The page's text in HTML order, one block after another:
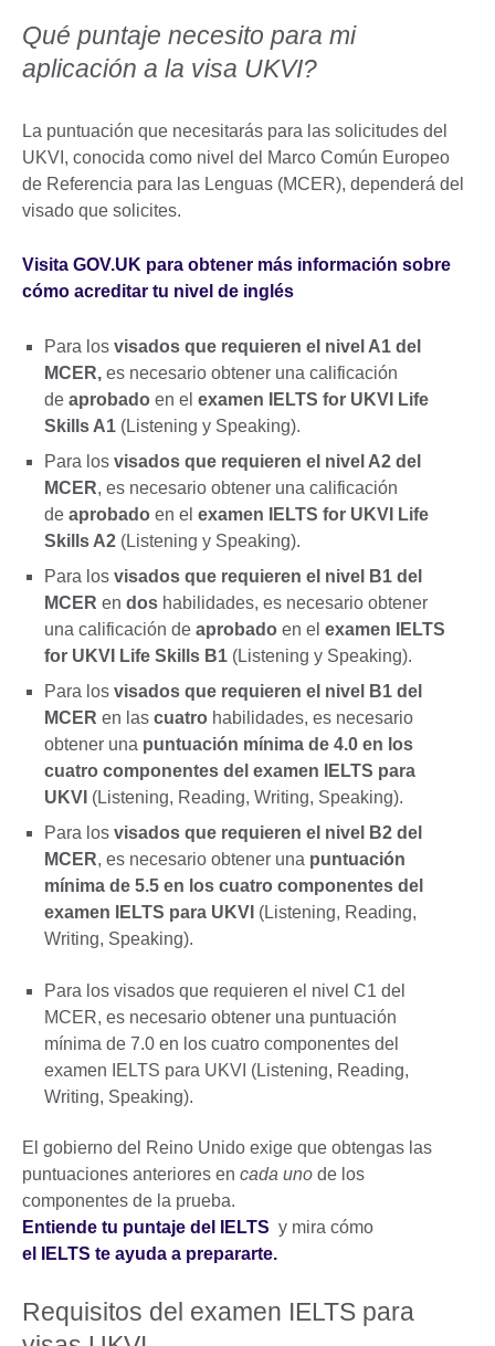
Qué puntaje necesito para mi
aplicación a la visa UKVI?
La puntuación que necesitarás para las solicitudes del
UKVI, conocida como nivel del Marco Común Europeo
de Referencia para las Lenguas (MCER), dependerá del
visado que solicites.
Visita GOV.UK para obtener más información sobre
cómo acreditar tu nivel de inglés
Para los visados que requieren el nivel A1 del
MCER, es necesario obtener una calificación
de aprobado en el examen IELTS for UKVI Life
Skills A1 (Listening y Speaking).
Para los visados que requieren el nivel A2 del
MCER, es necesario obtener una calificación
de aprobado en el examen IELTS for UKVI Life
Skills A2 (Listening y Speaking).
Para los visados que requieren el nivel B1 del
MCER en dos habilidades, es necesario obtener
una calificación de aprobado en el examen IELTS
for UKVI Life Skills B1 (Listening y Speaking).
Para los visados que requieren el nivel B1 del
MCER en las cuatro habilidades, es necesario
obtener una puntuación mínima de 4.0 en los
cuatro componentes del examen IELTS para
UKVI (Listening, Reading, Writing, Speaking).
Para los visados que requieren el nivel B2 del
MCER, es necesario obtener una puntuación
mínima de 5.5 en los cuatro componentes del
examen IELTS para UKVI (Listening, Reading,
Writing, Speaking).
Para los visados que requieren el nivel C1 del
MCER, es necesario obtener una puntuación
mínima de 7.0 en los cuatro componentes del
examen IELTS para UKVI (Listening, Reading,
Writing, Speaking).
El gobierno del Reino Unido exige que obtengas las
puntuaciones anteriores en cada uno de los
componentes de la prueba.
Entiende tu puntaje del IELTS y mira cómo
el IELTS te ayuda a prepararte.
Requisitos del examen IELTS para